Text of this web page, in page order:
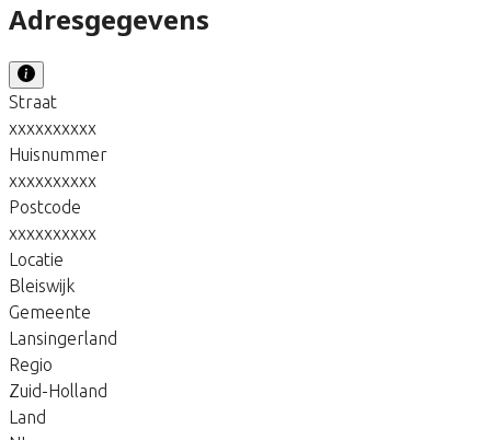
Adresgegevens
Straat
xxxxxxxxxx
Huisnummer
xxxxxxxxxx
Postcode
xxxxxxxxxx
Locatie
Bleiswijk
Gemeente
Lansingerland
Regio
Zuid-Holland
Land